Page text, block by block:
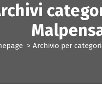
> Archivio per